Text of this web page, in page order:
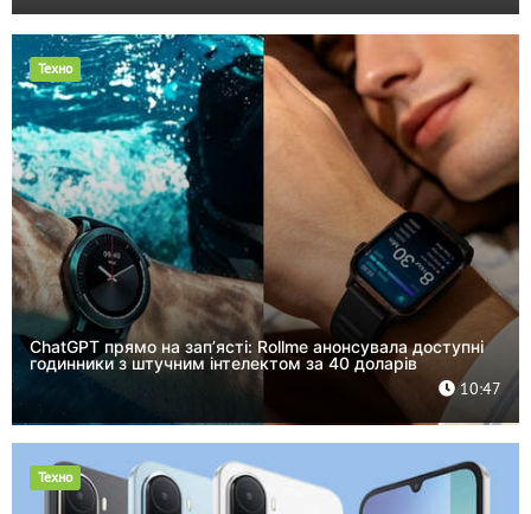
Техно
ChatGPT прямо на зап’ясті: Rollme анонсувала доступні
годинники з штучним інтелектом за 40 доларів
10:47
Техно